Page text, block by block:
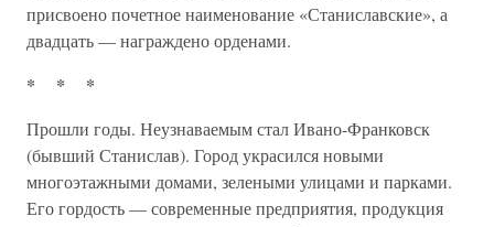
присвоено почетное наи­менование «Станиславские», а
двадцать — награждено орденами.
* * *
Прошли годы. Неузнаваемым стал Ивано-Франковск
(бывший Стани­слав). Город украсился новыми
многоэтажными домами, зелеными улицами и парками.
Его гордость — современные предприятия, про­дукция